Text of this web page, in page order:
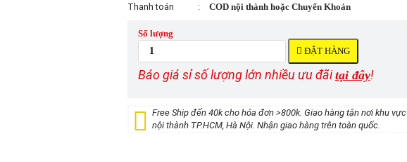
Thanh toán
: COD nội thành hoặc Chuyển Khoản
Số lượng
ĐẶT HÀNG
Báo giá sỉ số lượng lớn nhiều ưu đãitại đây!
Free Ship đến 40k cho hóa đơn >800k. Giao hàng tận nơi khu vực
nội thành TP.HCM, Hà Nội. Nhận giao hàng trên toàn quốc.